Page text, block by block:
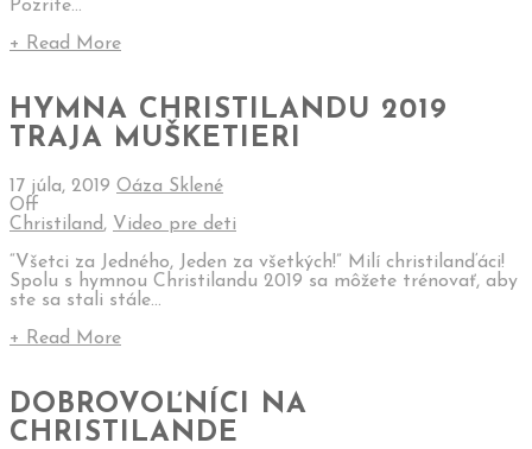
Pozrite...
+ Read More
HYMNA CHRISTILANDU 2019
TRAJA MUŠKETIERI
17 júla, 2019 Oáza Sklené
Off
Christiland, Video pre deti
“Všetci za Jedného, Jeden za všetkých!” Milí christilanďáci!
Spolu s hymnou Christilandu 2019 sa môžete trénovať, aby
ste sa stali stále...
+ Read More
DOBROVOĽNÍCI NA
CHRISTILANDE